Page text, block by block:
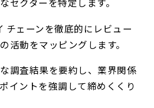
チェーンを徹底的にレビュー
活動をマッピングします。
調査結果を要約し、業界関係
イントを強調して締めくくり